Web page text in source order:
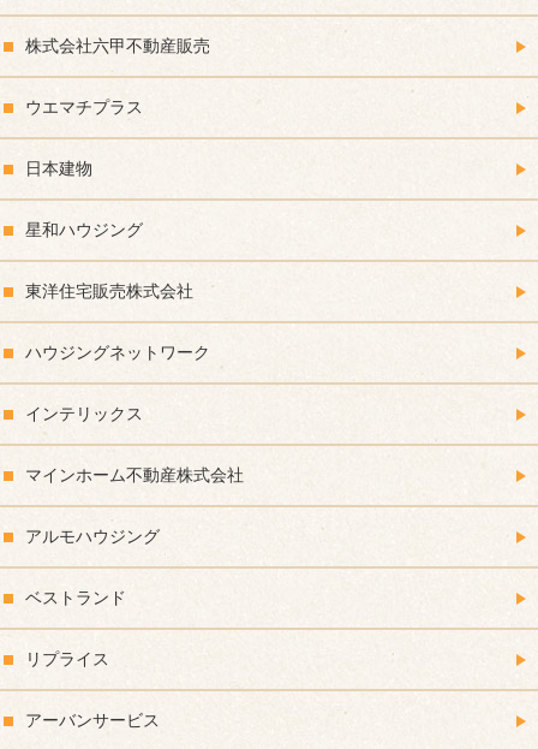
株式会社六甲不動産販売
ウエマチプラス
日本建物
星和ハウジング
東洋住宅販売株式会社
ハウジングネットワーク
インテリックス
マインホーム不動産株式会社
アルモハウジング
ベストランド
リプライス
アーバンサービス